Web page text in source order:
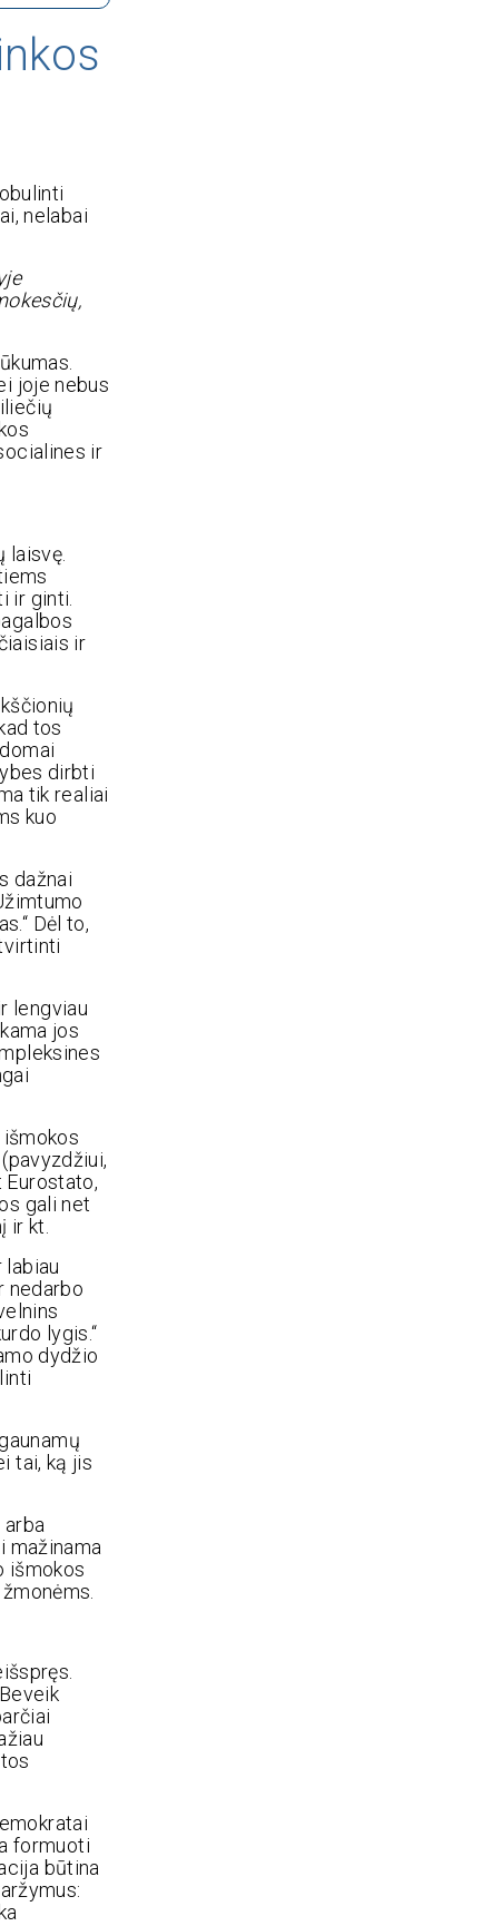
nelabai
joje nebus
ir
laisvę.
ir ginti.
ir
tos
dirbti
tik realiai
kuo
dažnai
Dėl to,
lengviau
jos
gali net
ir kt.
nedarbo
lygis.“
dydžio
tai, ką jis
mažinama
išmokos
formuoti
būtina